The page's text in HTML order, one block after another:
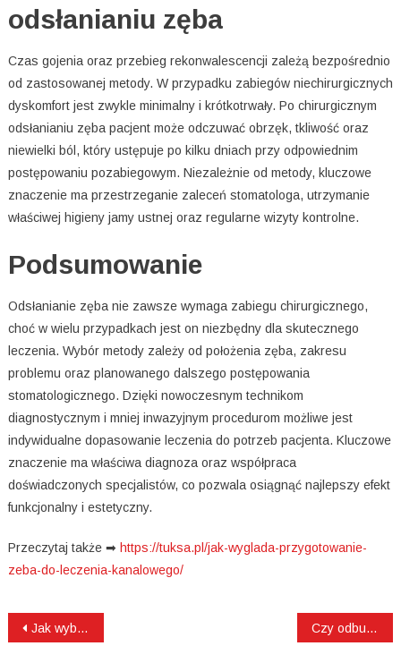
odsłanianiu zęba
Czas gojenia oraz przebieg rekonwalescencji zależą bezpośrednio
od zastosowanej metody. W przypadku zabiegów niechirurgicznych
dyskomfort jest zwykle minimalny i krótkotrwały. Po chirurgicznym
odsłanianiu zęba pacjent może odczuwać obrzęk, tkliwość oraz
niewielki ból, który ustępuje po kilku dniach przy odpowiednim
postępowaniu pozabiegowym. Niezależnie od metody, kluczowe
znaczenie ma przestrzeganie zaleceń stomatologa, utrzymanie
właściwej higieny jamy ustnej oraz regularne wizyty kontrolne.
Podsumowanie
Odsłanianie zęba nie zawsze wymaga zabiegu chirurgicznego,
choć w wielu przypadkach jest on niezbędny dla skutecznego
leczenia. Wybór metody zależy od położenia zęba, zakresu
problemu oraz planowanego dalszego postępowania
stomatologicznego. Dzięki nowoczesnym technikom
diagnostycznym i mniej inwazyjnym procedurom możliwe jest
indywidualne dopasowanie leczenia do potrzeb pacjenta. Kluczowe
znaczenie ma właściwa diagnoza oraz współpraca
doświadczonych specjalistów, co pozwala osiągnąć najlepszy efekt
funkcjonalny i estetyczny.
Przeczytaj także ➡ https://tuksa.pl/jak-wyglada-przygotowanie-
zeba-do-leczenia-kanalowego/
Nawigacja
Jak wybrać dobrego stomatologa do bondingu? Czy odbudowa zęba na włóknie szklanym jest trwała?